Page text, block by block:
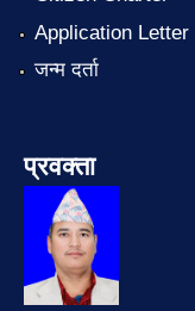
Application Letter
जन्म दर्ता
प्रवक्ता